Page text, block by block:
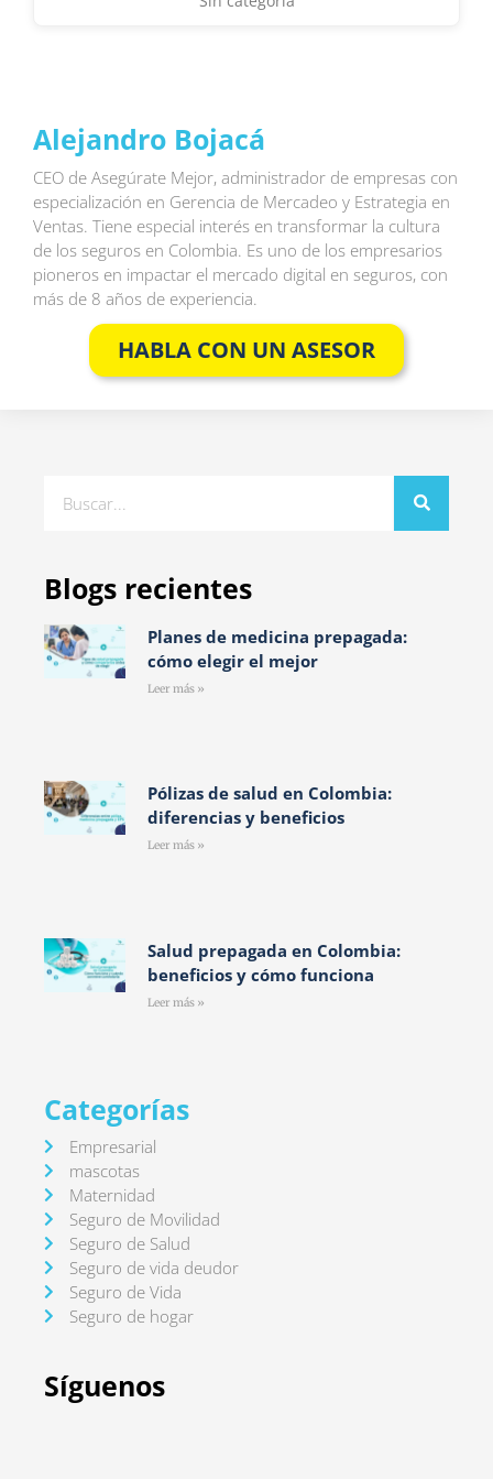
Alejandro Bojacá
CEO de Asegúrate Mejor, administrador de empresas con
especialización en Gerencia de Mercadeo y Estrategia en
Ventas. Tiene especial interés en transformar la cultura
de los seguros en Colombia. Es uno de los empresarios
pioneros en impactar el mercado digital en seguros, con
más de 8 años de experiencia.
HABLA CON UN ASESOR
Blogs recientes
Planes de medicina prepagada:
cómo elegir el mejor
Leer más »
Pólizas de salud en Colombia:
diferencias y beneficios
Leer más »
Salud prepagada en Colombia:
beneficios y cómo funciona
Leer más »
Categorías
Empresarial
mascotas
Maternidad
Seguro de Movilidad
Seguro de Salud
Seguro de vida deudor
Seguro de Vida
Seguro de hogar
Síguenos